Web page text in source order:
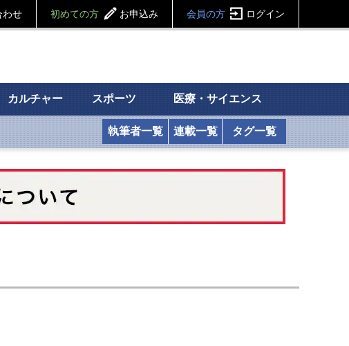
わせ 初めての方 お申込み 会員の方 ログイン
カルチャー スポーツ 医療・サイエンス
執筆者一覧 連載一覧 タグ一覧